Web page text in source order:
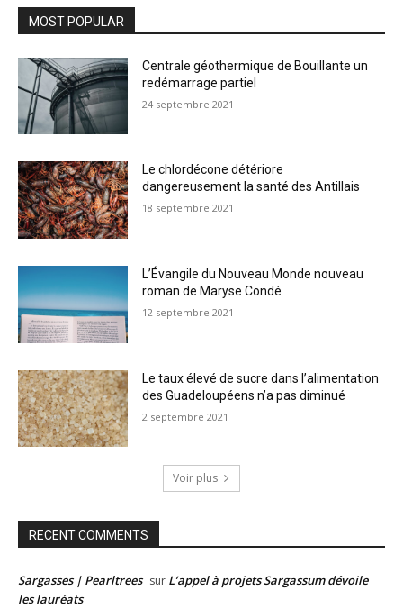
MOST POPULAR
Centrale géothermique de Bouillante un
redémarrage partiel
24 septembre 2021
Le chlordécone détériore
dangereusement la santé des Antillais
18 septembre 2021
L’Évangile du Nouveau Monde nouveau
roman de Maryse Condé
12 septembre 2021
Le taux élevé de sucre dans l’alimentation
des Guadeloupéens n’a pas diminué
2 septembre 2021
Voir plus
RECENT COMMENTS
Sargasses | Pearltrees sur L’appel à projets Sargassum dévoile
les lauréats